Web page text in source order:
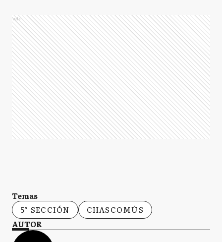
Ads
Temas
5° SECCIÓN
CHASCOMÚS
AUTOR